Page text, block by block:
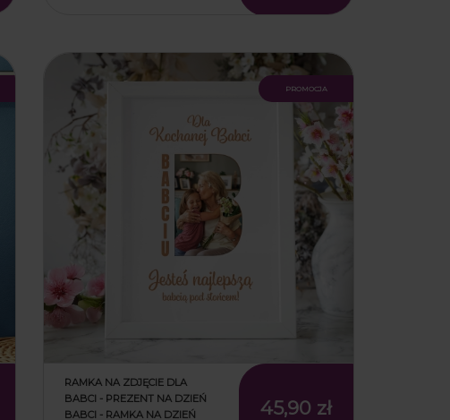
RAMKA NA ZDJĘCIE DLA
BABCI - PREZENT NA DZIEŃ
BABCI - RAMKA NA DZIEŃ
45,90 zł
promocja